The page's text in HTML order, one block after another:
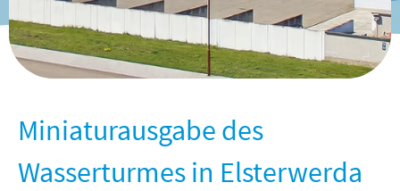
Miniaturausgabe des
Wasserturmes in Elsterwerda